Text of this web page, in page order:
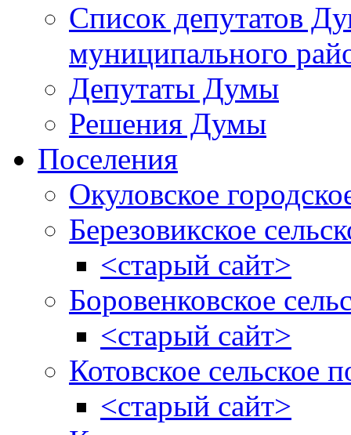
Список депутатов
муниципального
Депутаты Думы
Решения Думы
Поселения
Окуловское
Березовикское
<старый сайт>
Боровенковское
<старый сайт>
Котовское сельское
<старый сайт>